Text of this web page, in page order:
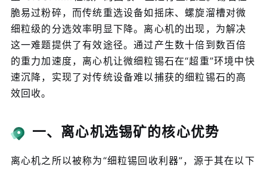
脆易过粉碎，而传统重选设备如摇床、螺旋溜槽对微
细粒级的分选效率明显下降。离心机的出现，为解决
这一难题提供了有效途径。通过产生数十倍到数百倍
的重力加速度，离心机让微细粒锡石在“超重”环境中快
速沉降，实现了对传统设备难以捕获的细粒锡石的高
效回收。
一、离心机选锡矿的核心优势
离心机之所以被称为“细粒锡回收利器”，源于其在以下